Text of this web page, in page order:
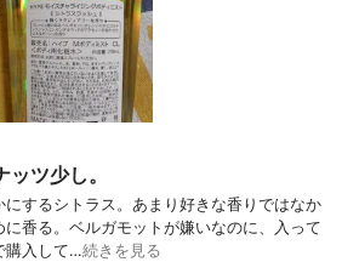
ツ少し。
にするシトラス。あまり好きな香りではなか
に香る。ベルガモットが嫌いなのに、入って
購入して…続きを見る